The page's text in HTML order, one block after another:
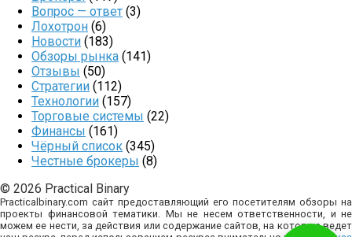
Вопрос — ответ (3)
Лохотрон (6)
Новости (183)
Обзоры рынка (141)
Отзывы (50)
Стратегии (112)
Технологии (157)
Торговые системы (22)
Финансы (161)
Чёрный список (345)
Честные брокеры (8)
© 2026 Practical Binary
Practicalbinary.com сайт предоставляющий его посетителям обзоры на
проекты финансовой тематики. Мы не несем ответственности, и не
можем ее нести, за действия или содержание сайтов, на которые ведет